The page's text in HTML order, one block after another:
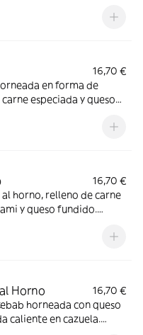
16,70 €
en forma de
especiada y queso
16,70 €
horno, relleno de carne
y queso fundido.
Horno
16,70 €
horneada con queso
caliente en cazuela.